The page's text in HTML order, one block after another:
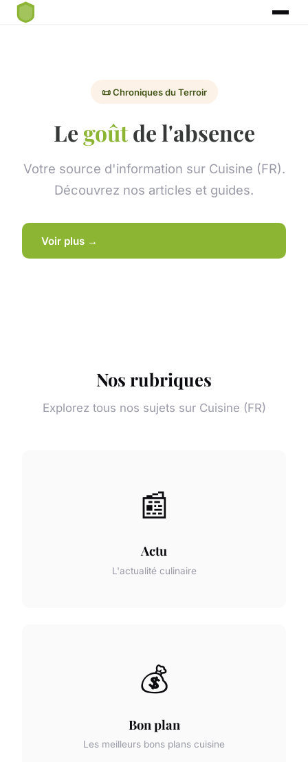
📜 Chroniques du Terroir
Le goûtde l'absence
Votre source d'information sur Cuisine (FR).
Découvrez nos articles et guides.
Voir plus →
Nos rubriques
Explorez tous nos sujets sur Cuisine (FR)
📰
Actu
L'actualité culinaire
💰
Bon plan
Les meilleurs bons plans cuisine